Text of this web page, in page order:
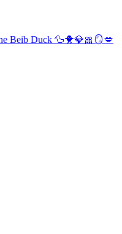
Beib Duck 🦆🐥💎🎀🪞💋